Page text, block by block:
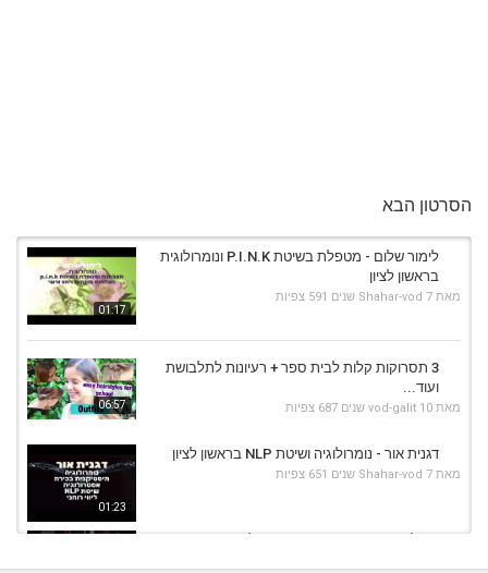
הסרטון הבא
01:17
לימור שלום - מטפלת בשיטת P.I.N.K ונומרולוגית
בראשון לציון
מאת Shahar-vod 7 שנים 591 צפיות
06:57
3 תסרוקות קלות לבית ספר + רעיונות לתלבושת
ועוד...
מאת vod-galit 10 שנים 687 צפיות
01:23
דגנית אור - נומרולוגיה ושיטת NLP בראשון לציון
מאת Shahar-vod 7 שנים 651 צפיות
מיכל גומבינר מתקשרת בראשון לציון